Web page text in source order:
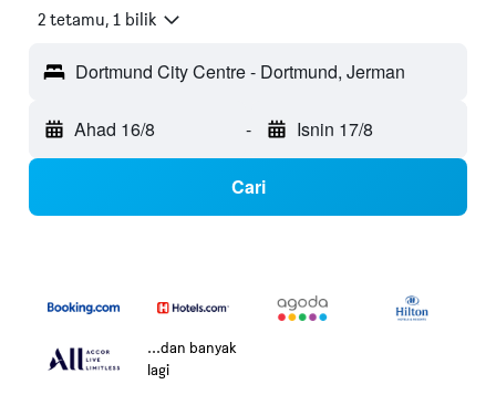
2 tetamu, 1 bilik
Dortmund City Centre - Dortmund, Jerman
Ahad 16/8 - Isnin 17/8
Cari
...dan banyak
lagi